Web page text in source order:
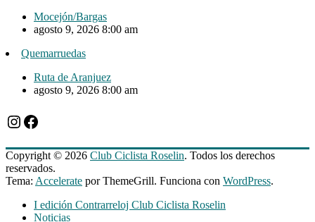
Mocejón/Bargas
agosto 9, 2026 8:00 am
Quemarruedas
Ruta de Aranjuez
agosto 9, 2026 8:00 am
Instagram
Facebook
Copyright © 2026 Club Ciclista Roselin. Todos los derechos
reservados.
Tema: Accelerate por ThemeGrill. Funciona con WordPress.
I edición Contrarreloj Club Ciclista Roselin
Noticias